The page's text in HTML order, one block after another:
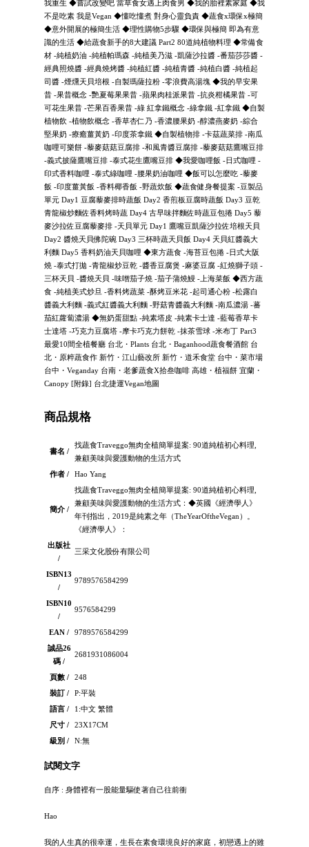
我重生 ◆嘗試改變吧 當草食女遇上肉食男 ◆我的胎裡素家庭 ◆我
不是吃素 我是Vegan ◆懂吃懂煮 對身心靈負責 ◆蔬食x環保x極簡
◆意外開展的極簡生活 ◆理性購物5步驟 ◆環保與極簡 即為有意
識的生活 ◆給蔬食新手的8大建議 Part2 80道純植物料理 ◆常備食
材 -純植奶油 -純植帕瑪森 -純植美乃滋 -凱薩沙拉醬 -番茄莎莎醬 -
經典照燒醬 -經典燒烤醬 -純植紅醬 -純植青醬 -純植白醬 -純植起
司醬 -煙燻天貝培根 -自製瑪薩拉粉 -零浪費高湯塊 ◆我的早安果
昔 -果昔概念 -艷夏莓果果昔 -蘋果肉桂派果昔 -抗炎柑橘果昔 -可
可花生果昔 -芒果百香果昔 -綠 紅拿鐵概念 -綠拿鐵 -紅拿鐵 ◆自製
植物飲 -植物飲概念 -香草杏仁乃 -香濃腰果奶 -醇濃燕麥奶 -綜合
堅果奶 -療癒薑黃奶 -印度茶拿鐵 ◆自製植物排 -卡茲蔬菜排 -南瓜
咖哩可樂餅 -藜麥菇菇豆腐排 -和風青醬豆腐排 -藜麥菇菇鷹嘴豆排
-義式披薩鷹嘴豆排 -泰式花生鷹嘴豆排 ◆我愛咖哩飯 -日式咖哩 -
印式香料咖哩 -泰式綠咖哩 -腰果奶油咖哩 ◆飯可以怎麼吃 -藜麥
飯 -印度薑黃飯 -香料椰香飯 -野蔬炊飯 ◆蔬食健身餐提案 -豆製品
單元 Day1 豆腐藜麥排時蔬飯 Day2 香煎板豆腐時蔬飯 Day3 豆乾
青龍椒炒麵佐香料烤時蔬 Day4 古早味拌麵佐時蔬豆包捲 Day5 藜
麥沙拉佐豆腐藜麥排 -天貝單元 Day1 鷹嘴豆凱薩沙拉佐培根天貝
Day2 醬燒天貝佛陀碗 Day3 三杯時蔬天貝飯 Day4 天貝紅醬義大
利麵 Day5 香料奶油天貝咖哩 ◆東方蔬食 -海苔豆包捲 -日式大阪
燒 -泰式打拋 -青龍椒炒豆乾 -醬香豆腐煲 -麻婆豆腐 -紅燒獅子頭 -
三杯天貝 -醬燒天貝 -味噌茄子燒 -茄子蒲燒鰻 -上海菜飯 ◆西方蔬
食 -純植美式炒旦 -香料烤蔬菜 -酥烤豆米花 -起司通心粉 -松露白
醬義大利麵 -義式紅醬義大利麵 -野菇青醬義大利麵 -南瓜濃湯 -蕃
茄紅蘿蔔濃湯 ◆無奶蛋甜點 -純素塔皮 -純素卡士達 -藍莓香草卡
士達塔 -巧克力豆腐塔 -摩卡巧克力餅乾 -抹茶雪球 -米布丁 Part3
最愛10間全植餐廳 台北・Plants 台北・Baganhood蔬食餐酒館 台
北・原粹蔬食作 新竹・江山藝改所 新竹・道禾食堂 台中・菜市場
台中・Veganday 台南・老爹蔬食X拾叁咖啡 高雄・植福餅 宜蘭・
Canopy [附錄] 台北捷運Vegan地圖
商品規格
書名 /
找蔬食Traveggo無肉全植簡單提案: 90道純植初心料理,
兼顧美味與愛護動物的生活方式
作者 /
Hao Yang
簡介 /
找蔬食Traveggo無肉全植簡單提案: 90道純植初心料理,
兼顧美味與愛護動物的生活方式：◆英國《經濟學人》
年刊指出，2019是純素之年（TheYearOftheVegan）。
《經濟學人》：
出版社
/
三采文化股份有限公司
ISBN13
/
9789576584299
ISBN10
/
9576584299
EAN /
9789576584299
誠品26
碼 /
2681931086004
頁數 /
248
裝訂 /
P:平裝
語言 /
1:中文 繁體
尺寸 /
23X17CM
級別 /
N:無
試閱文字
自序 : 身體裡有一股能量驅使著自己往前衝
Hao
我的人生真的很幸運，生長在素食環境良好的家庭，初戀遇上的雖